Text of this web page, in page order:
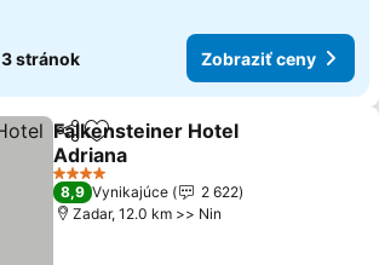
3 stránok Zobraziť ceny
ZdieľaťPridať do obľúbených
Falkensteiner Hotel
Adriana
4 Počet hviezdičiek
8,9 Vynikajúce
2 622
Zadar, 12.0 km >> Nin